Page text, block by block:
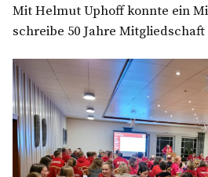
Mit Helmut Uphoff konnte ein
schreibe 50 Jahre